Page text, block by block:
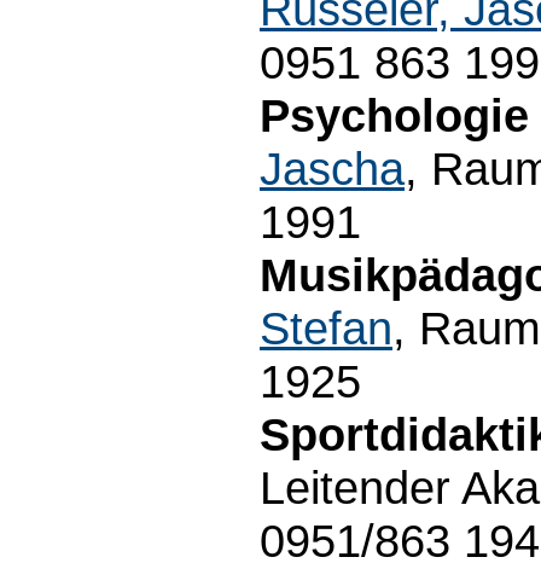
0951 863
Jascha,
1991
Stefan,
1925
Leitender
0951/863